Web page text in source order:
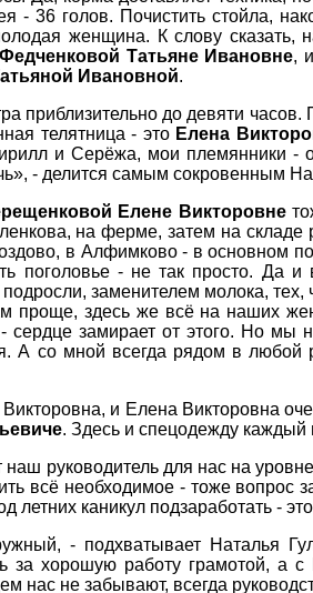
- 36 голов. Почистить стойла,
женщина. К слову
Федченковой Татьяне Ивановне,
Ивановной.
приблизительно до девяти
телятница - это Елена
и Серёжа, мои племянники -
- делится самым сокровенным
Елене Викторовне
на ферме, затем на
в Алфимково - в основном
поголовье - не так просто. Да и
подросли, заменителем молока,
проще, здесь же всё на наших
- сердце замирает от этого. Но
А со мной всегда рядом в
и Елена Викторовна
. Здесь и спецодежду каждый
руководитель для нас на
всё необходимое - тоже вопрос
летних каникул подзаработать -
- подхватывает Наталья
за хорошую работу грамотой, а
нас не забывают, всегда